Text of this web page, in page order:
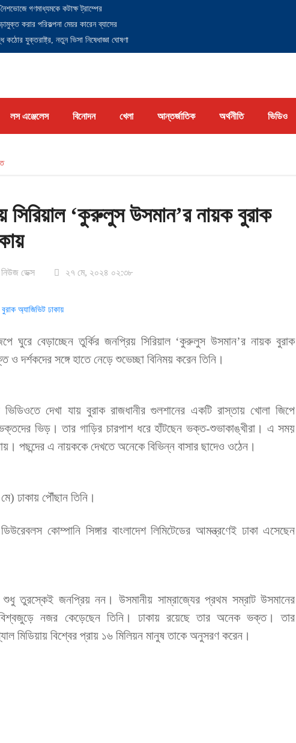
গণমাধ্যমকে কটাক্ষ ট্রাম্পের
করার পরিকল্পনা মেয়র কারেন ব্যাসের
কঠোর যুক্তরাষ্ট্র, নতুন ভিসা নিষেধাজ্ঞা ঘোষণা
লস এঞ্জেলেস বিনোদন খেলা আন্তর্জাতিক অর্থনীতি ভিডিও
সিরিয়াল ‘কুরুলুস উসমান’র নায়ক বুরাক
নিউজ ডেক্স ২৭ মে, ২০২৪ ০২:৩৮
ঘুরে বেড়াচ্ছেন তুর্কির জনপ্রিয় সিরিয়াল ‘কুরুলুস উসমান’র নায়ক বুরাক
দর্শকদের সঙ্গে হাতে নেড়ে শুভেচ্ছা বিনিময় করেন তিনি।
দেখা যায় বুরাক রাজধানীর গুলশানের একটি রাস্তায় খোলা জিপে
ভিড়। তার গাড়ির চারপাশ ধরে হাঁটছেন ভক্ত-শুভাকাঙ্খীরা। এ সময়
পছন্দের এ নায়ককে দেখতে অনেকে বিভিন্ন বাসার ছাদেও ওঠেন।
ঢাকায় পৌঁছান তিনি।
কোম্পানি সিঙ্গার বাংলাদেশ লিমিটেডের আমন্ত্রণেই ঢাকা এসেছেন
শুধু তুরস্কেই জনপ্রিয় নন। উসমানীয় সাম্রাজ্যের প্রথম সম্রাট উসমানের
নজর কেড়েছেন তিনি। ঢাকায় রয়েছে তার অনেক ভক্ত। তার
মিডিয়ায় বিশ্বের প্রায় ১৬ মিলিয়ন মানুষ তাকে অনুসরণ করেন।